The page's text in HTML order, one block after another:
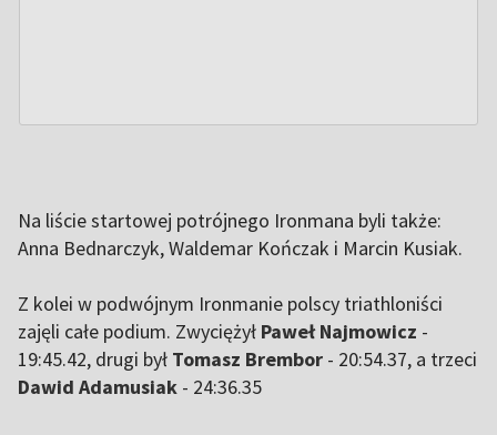
Na liście startowej potrójnego Ironmana byli także:
Anna Bednarczyk, Waldemar Kończak i Marcin Kusiak.
Z kolei w podwójnym Ironmanie polscy triathloniści
zajęli całe podium. Zwyciężył Paweł Najmowicz -
19:45.42, drugi był Tomasz Brembor - 20:54.37, a trzeci
Dawid Adamusiak - 24:36.35